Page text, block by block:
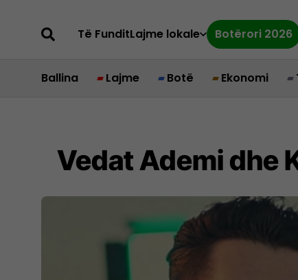
Të FunditLajme lokale Botërori 2026
Ballina Lajme Botë Ekonomi
Vedat Ademi dhe